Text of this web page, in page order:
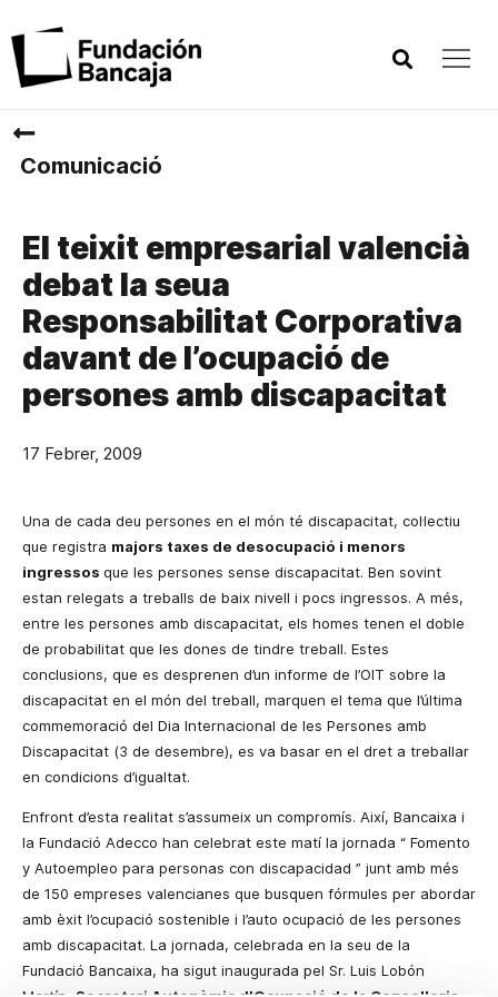
Comunicació
El teixit empresarial valencià
debat la seua
Responsabilitat Corporativa
davant de l’ocupació de
persones amb discapacitat
17 Febrer, 2009
Una de cada deu persones en el món té discapacitat, col·lectiu
que registra majors taxes de desocupació i menors
ingressos que les persones sense discapacitat. Ben sovint
estan relegats a treballs de baix nivell i pocs ingressos. A més,
entre les persones amb discapacitat, els homes tenen el doble
de probabilitat que les dones de tindre treball. Estes
conclusions, que es desprenen d’un informe de l’OIT sobre la
discapacitat en el món del treball, marquen el tema que l’última
commemoració del Dia Internacional de les Persones amb
Discapacitat (3 de desembre), es va basar en el dret a treballar
en condicions d’igualtat.
Enfront d’esta realitat s’assumeix un compromís. Així, Bancaixa i
la Fundació Adecco han celebrat este matí la jornada “ Fomento
y Autoempleo para personas con discapacidad ” junt amb més
de 150 empreses valencianes que busquen fórmules per abordar
amb èxit l’ocupació sostenible i l’auto ocupació de les persones
amb discapacitat. La jornada, celebrada en la seu de la
Fundació Bancaixa, ha sigut inaugurada pel Sr. Luis Lobón